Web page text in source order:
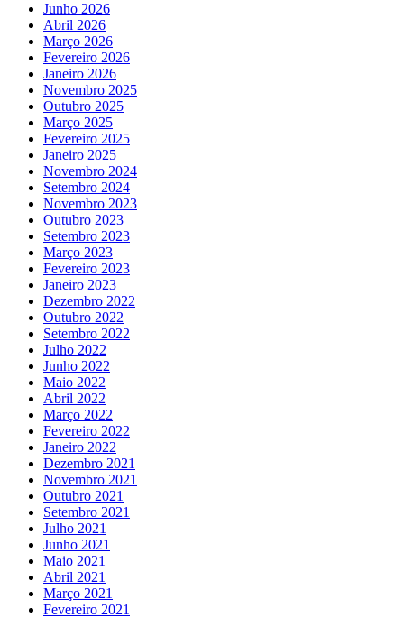
Junho 2026
Abril 2026
Março 2026
Fevereiro 2026
Janeiro 2026
Novembro 2025
Outubro 2025
Março 2025
Fevereiro 2025
Janeiro 2025
Novembro 2024
Setembro 2024
Novembro 2023
Outubro 2023
Setembro 2023
Março 2023
Fevereiro 2023
Janeiro 2023
Dezembro 2022
Outubro 2022
Setembro 2022
Julho 2022
Junho 2022
Maio 2022
Abril 2022
Março 2022
Fevereiro 2022
Janeiro 2022
Dezembro 2021
Novembro 2021
Outubro 2021
Setembro 2021
Julho 2021
Junho 2021
Maio 2021
Abril 2021
Março 2021
Fevereiro 2021